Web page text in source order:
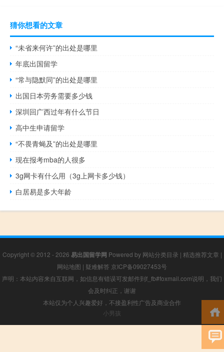
猜你想看的文章
“未省来何许”的出处是哪里
年底出国留学
“常与隐默同”的出处是哪里
出国日本劳务需要多少钱
深圳回广西过年有什么节日
高中生申请留学
“不畏青蝇及”的出处是哪里
现在报考mba的人很多
3g网卡有什么用（3g上网卡多少钱）
白居易是多大年龄
Copyright © 2012 - 2026 易出国留学网 Powered by 网站分类目录 | 精选推荐文章 |
网站地图 | 疑难解答 京ICP备09027453号
声明：本站内容来自互联网，如信息有错误可发邮件到f_fb#foxmail.com说明，我们
会及时纠正，谢谢
本站仅为个人兴趣爱好，不接盈利性广告及商业合作
小男孩